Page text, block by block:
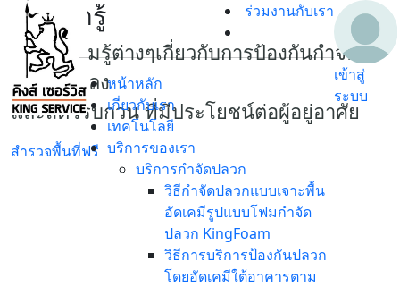
ร่วมงานกับเรา
หน้าหลัก
เกี่ยวกับเรา
เทคโนโลยี
บริการของเรา
บริการกำจัดปลวก
วิธีกำจัดปลวกแบบเจาะพื้น
อัดเคมีรูปแบบโฟมกำจัด
ปลวก KingFoam
วิธีการบริการป้องกันปลวก
โดยอัดเคมีใต้อาคารตาม
เข้าสู่
ระบบ
เรื่องน่ารู้
เกร็ดความรู้ต่างๆเกี่ยวกับการป้องกันกำจัด
ปลวก แมลง
และสัตว์รบกวน ที่มีประโยชน์ต่อผู้อยู่อาศัย
สำรวจพื้นที่ฟรี